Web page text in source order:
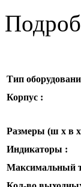
Тип
Корпус :
Размеры (ш x в x
Индикаторы :
Максимальный